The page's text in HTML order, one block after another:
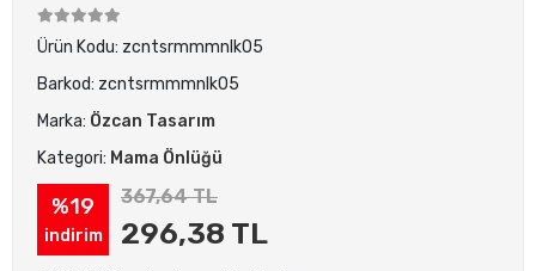
Ürün Kodu: zcntsrmmmnlk05
Barkod: zcntsrmmmnlk05
Marka: Özcan Tasarım
Kategori: Mama Önlüğü
%19
indirim
367,64 TL
296,38 TL